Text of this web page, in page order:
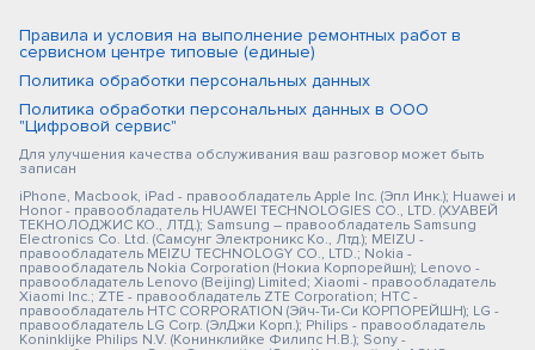
Правила и условия на выполнение ремонтных работ в
сервисном центре типовые (единые)
Политика обработки персональных данных
Политика обработки персональных данных в ООО
"Цифровой сервис"
Для улучшения качества обслуживания ваш разговор может быть
записан
iPhone, Macbook, iPad - правообладатель Apple Inc. (Эпл Инк.); Huawei и
Honor - правообладатель HUAWEI TECHNOLOGIES CO., LTD. (ХУАВЕЙ
ТЕКНОЛОДЖИС КО., ЛТД.); Samsung – правообладатель Samsung
Electronics Co. Ltd. (Самсунг Электроникс Ко., Лтд.); MEIZU -
правообладатель MEIZU TECHNOLOGY CO., LTD.; Nokia -
правообладатель Nokia Corporation (Нокиа Корпорейшн); Lenovo -
правообладатель Lenovo (Beijing) Limited; Xiaomi - правообладатель
Xiaomi Inc.; ZTE - правообладатель ZTE Corporation; HTC -
правообладатель HTC CORPORATION (Эйч-Ти-Си КОРПОРЕЙШН); LG -
правообладатель LG Corp. (ЭлДжи Корп.); Philips - правообладатель
Koninklijke Philips N.V. (Конинклийке Филипс Н.В.); Sony -